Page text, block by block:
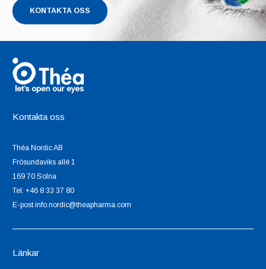
KONTAKTA OSS
Kontakta oss
Théa Nordic AB
Frösundaviks allé 1
169 70 Solna
Tel. +46 8 33 37 80
E-post info.nordic@theapharma.com
Länkar